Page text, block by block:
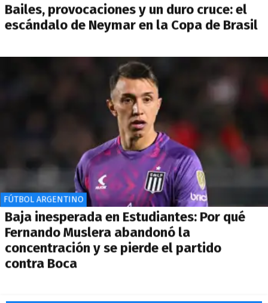
Bailes, provocaciones y un duro cruce: el
escándalo de Neymar en la Copa de Brasil
FÚTBOL ARGENTINO
Baja inesperada en Estudiantes: Por qué
Fernando Muslera abandonó la
concentración y se pierde el partido
contra Boca